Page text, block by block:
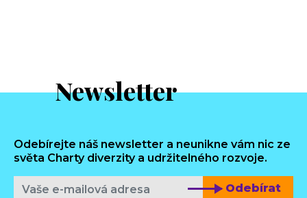
Newsletter
Odebírejte náš newsletter a neunikne vám nic ze
světa Charty diverzity a udržitelného rozvoje.
Odebírat